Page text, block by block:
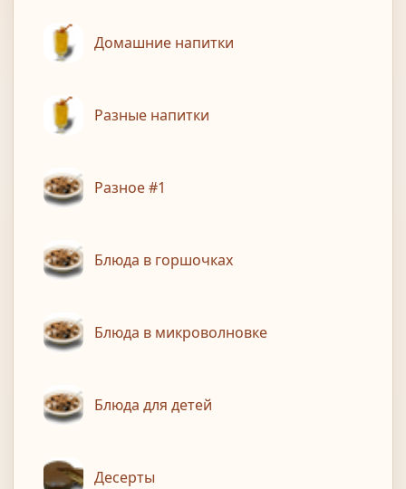
Домашние напитки
Разные напитки
Разное #1
Блюда в горшочках
Блюда в микроволновке
Блюда для детей
Десерты